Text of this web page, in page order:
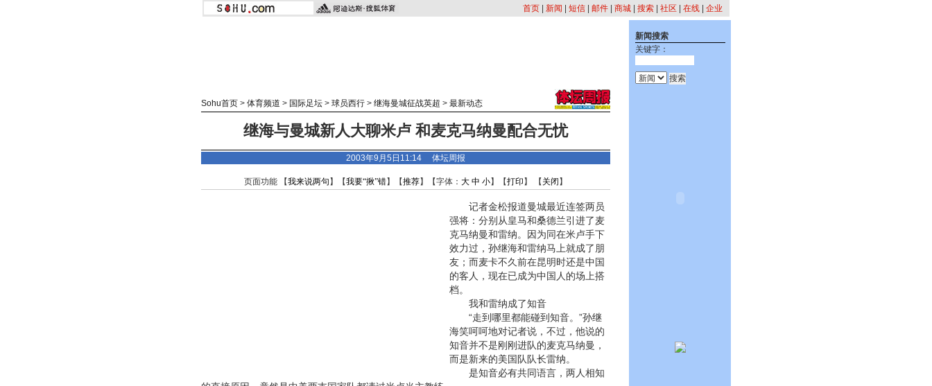
首页 新闻 短信 邮件 商城 搜索 社区 在线 企业
Sohu首页 > 体育频道 > 国际足坛 > 球员西行 > 继海曼城征战英超 > 最新动态
继海与曼城新人大聊米卢 和麦克马纳曼配合无忧
2003年9月5日11:14 体坛周报
页面功能 【我来说两句 】【我要“揪”错】【推荐】【字体： 大 中 小】【打印 】 【 关闭 】
记者金松报道曼城最近连签两员
强将：分别从皇马和桑德兰引进了麦
克马纳曼和雷纳。因为同在米卢手下
效力过，孙继海和雷纳马上就成了朋
友；而麦卡不久前在昆明时还是中国
的客人，现在已成为中国人的场上搭
档。
我和雷纳成了知音
“走到哪里都能碰到知音。”孙继
海笑呵呵地对记者说，不过，他说的
知音并不是刚刚进队的麦克马纳曼，
而是新来的美国队队长雷纳。
是知音必有共同语言，两人相知
新闻搜索
关键字：